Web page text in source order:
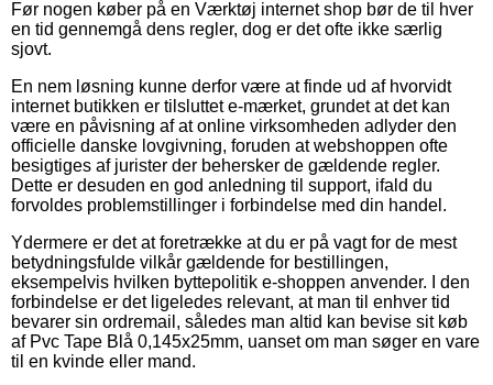
Før nogen køber på en Værktøj internet shop bør de til hver
en tid gennemgå dens regler, dog er det ofte ikke særlig
sjovt.
En nem løsning kunne derfor være at finde ud af hvorvidt
internet butikken er tilsluttet e-mærket, grundet at det kan
være en påvisning af at online virksomheden adlyder den
officielle danske lovgivning, foruden at webshoppen ofte
besigtiges af jurister der behersker de gældende regler.
Dette er desuden en god anledning til support, ifald du
forvoldes problemstillinger i forbindelse med din handel.
Ydermere er det at foretrække at du er på vagt for de mest
betydningsfulde vilkår gældende for bestillingen,
eksempelvis hvilken byttepolitik e-shoppen anvender. I den
forbindelse er det ligeledes relevant, at man til enhver tid
bevarer sin ordremail, således man altid kan bevise sit køb
af Pvc Tape Blå 0,145x25mm, uanset om man søger en vare
til en kvinde eller mand.